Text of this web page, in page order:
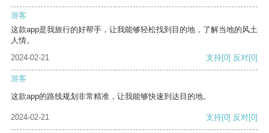
游客
这款app是我旅行的好帮手，让我能够轻松找到目的地，了解当地的风土
人情。
2024-02-21
支持[0] 反对[0]
游客
这款app的路线规划非常精准，让我能够快速到达目的地。
2024-02-21 支持[0] 反对[0]